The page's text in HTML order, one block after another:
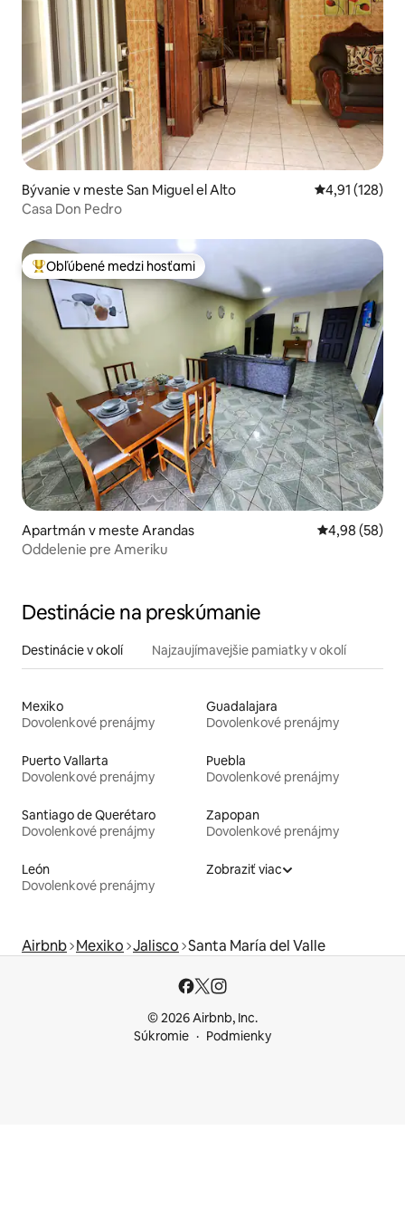
Bývanie v meste San Miguel el Alto Priemerné
4,91 (128)
Casa Don Pedro
Najobľúbenejšie medzi hosťami
Obľúbené medzi hosťami
Apartmán v meste Arandas Priemerné
4,98 (58)
Oddelenie pre Ameriku
Destinácie na preskúmanie
Destinácie v okolí Najzaujímavejšie pamiatky v okolí
Mexiko
Dovolenkové prenájmy
Guadalajara
Dovolenkové prenájmy
Puerto Vallarta
Dovolenkové prenájmy
Puebla
Dovolenkové prenájmy
Santiago de Querétaro
Dovolenkové prenájmy
Zapopan
Dovolenkové prenájmy
León
Dovolenkové prenájmy
Zobraziť viac
Airbnb Mexiko Jalisco Santa María del Valle
© 2026 Airbnb, Inc.
Súkromie
Podmienky